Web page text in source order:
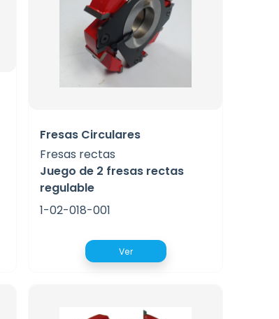
Fresas Circulares
Fresas rectas
Juego de 2 fresas rectas
regulable
1-02-018-001
Ver